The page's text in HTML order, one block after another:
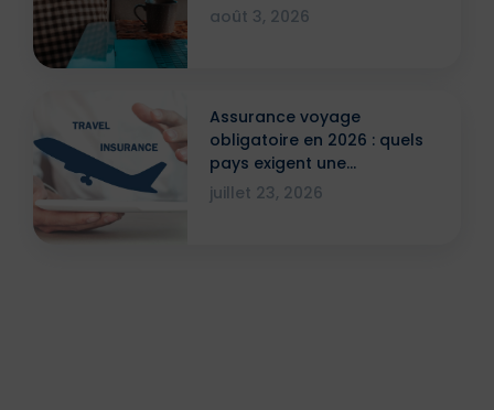
août 3, 2026
Assurance voyage
obligatoire en 2026 : quels
pays exigent une
attestation ?
juillet 23, 2026